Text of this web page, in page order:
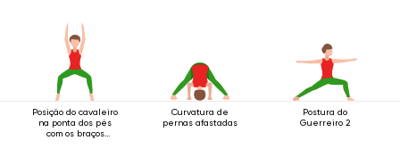
Posição do cavaleiro
na ponta dos pés
com os braços
Curvatura de
pernas afastadas
Postura do
Guerreiro 2